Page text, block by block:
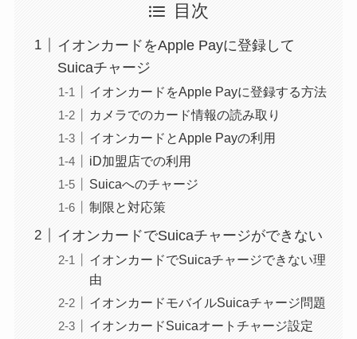
目次
イオンカードをApple Payに登録して
Suicaチャージ
イオンカードをApple Payに登録する方法
カメラでのカード情報の読み取り
イオンカードとApple Payの利用
iD加盟店での利用
Suicaへのチャージ
制限と対応策
イオンカードでSuicaチャージができない
イオンカードでSuicaチャージできない理
由
イオンカードモバイルSuicaチャージ問題
イオンカードSuicaオートチャージ設定